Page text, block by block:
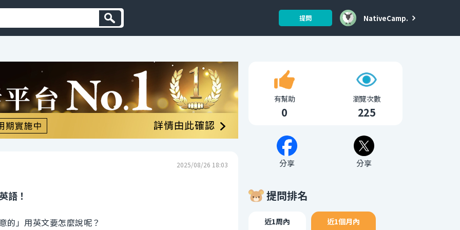
提問 NativeCamp.
2025/08/26 18:03
語！
的」用英文要怎麼說呢？
有幫助
0
瀏覽次數
225
分享 分享
提問排名
近1周內 近1個月內